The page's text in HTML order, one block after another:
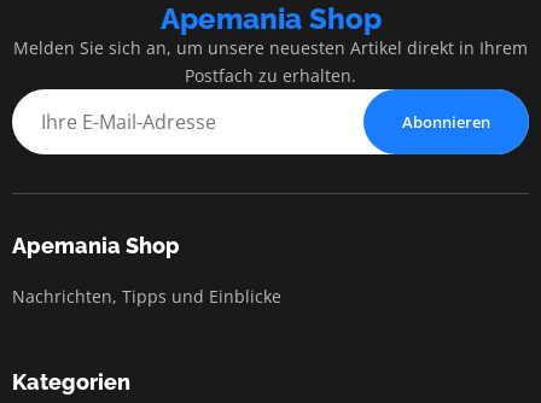
Apemania Shop
Melden Sie sich an, um unsere neuesten Artikel direkt in Ihrem
Postfach zu erhalten.
Abonnieren
Apemania Shop
Nachrichten, Tipps und Einblicke
Kategorien